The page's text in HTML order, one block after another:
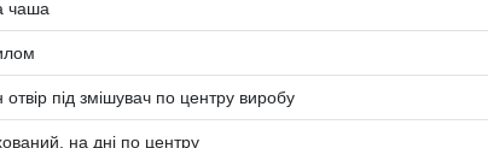
чаша
отвір під змішувач по центру виробу
на дні по центру